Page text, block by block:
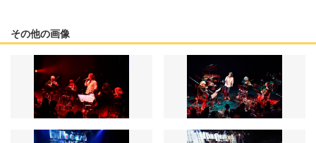
その他の画像